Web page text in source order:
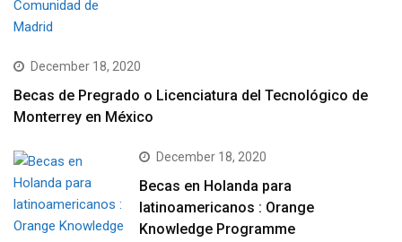
December 18, 2020
Becas de Pregrado o Licenciatura del Tecnológico de
Monterrey en México
December 18, 2020
Becas en Holanda para
latinoamericanos : Orange
Knowledge Programme